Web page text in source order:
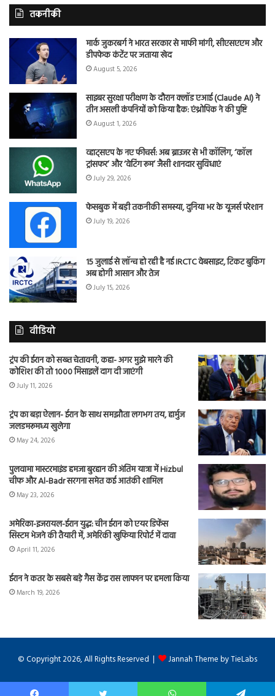
तकनीकी
मार्क जुकरबर्ग ने भारत सरकार से माफी मांगी, सीएसएएम और
डीपफेक कंटेंट पर जताया खेद
August 5, 2026
साइबर सुरक्षा परीक्षण के दौरान क्लॉड एआई (Claude AI) ने
तीन असली कंपनियों को किया हैक: एंथ्रोपिक ने की पुष्टि
August 1, 2026
व्हाट्सएप के नए फीचर्स: अब ब्राउजर से भी कॉलिंग, ‘कॉल
ट्रांसफर’ और ‘वेटिंग रूम’ जैसी शानदार सुविधाएं
July 29, 2026
फेसबुक में बड़ी तकनीकी समस्या, दुनिया भर के यूजर्स परेशान
July 19, 2026
15 जुलाई से लॉन्च हो रही है नई IRCTC वेबसाइट, टिकट बुकिंग
अब होगी आसान और तेज
July 15, 2026
वीडियो
ट्रंप की ईरान को सख्त चेतावनी, कहा- अगर मुझे मारने की
कोशिश की तो 1000 मिसाइलें दाग दी जाएंगी
July 11, 2026
ट्रंप का बड़ा ऐलान- ईरान के साथ समझौता लगभग तय, हार्मुज
जलडमरूमध्य खुलेगा
May 24, 2026
पुलवामा मास्टरमाइंड हमजा बुरहान की अंतिम यात्रा में Hizbul
चीफ और Al-Badr सरगना समेत कई आतंकी शामिल
May 23, 2026
अमेरिका-इजरायल-ईरान युद्ध: चीन ईरान को एयर डिफेंस
सिस्टम भेजने की तैयारी में, अमेरिकी खुफिया रिपोर्ट में दावा
April 11, 2026
ईरान ने कतर के सबसे बड़े गैस केंद्र रास लाफान पर हमला किया
March 19, 2026
© Copyright 2026, All Rights Reserved | Jannah Theme by TieLabs